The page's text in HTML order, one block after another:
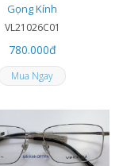
Gọng Kính
VL21026C01
780.000đ
Mua Ngay